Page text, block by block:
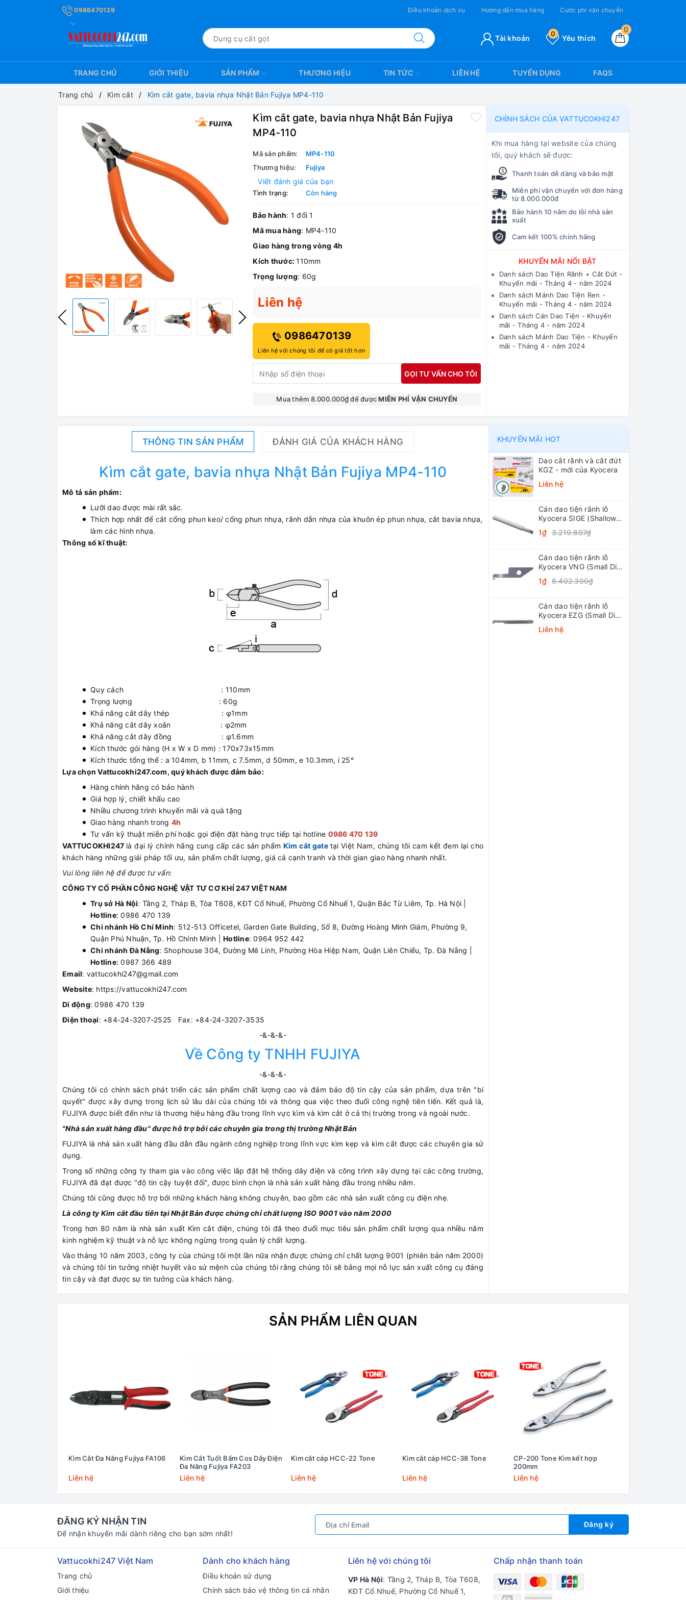
0986470139 Điều khoản dịch vụ Hướng dẫn mua hàng Cước phí vận chuyển
0
Yêu thích
0
Tài khoản
TRANG CHỦ GIỚI THIỆU SẢN PHẨM THƯƠNG HIỆU TIN TỨC LIÊN HỆ TUYỂN DỤNG FAQS
Trang chủ Kìm cắt Kìm cắt gate, bavia nhựa Nhật Bản Fujiya MP4-110
Kìm cắt gate, bavia nhựa Nhật Bản Fujiya
MP4-110
Mã sản phẩm:
MP4-110
Thương hiệu:
Fujiya
Viết đánh giá của bạn
Tình trạng: Còn hàng
Bảo hành: 1 đổi 1
Mã mua hàng: MP4-110
Giao hàng trong vòng 4h
Kích thước:110mm
Trọng lượng: 60g
Liên hệ
0986470139
Liên hệ với chúng tôi để có giá tốt hơn
GỌI TƯ VẤN CHO TÔI
Mua thêm 8.000.000₫ để đượcMIỄN PHÍ VẬN CHUYỂN
CHÍNH SÁCH CỦA VATTUCOKHI247
Khi mua hàng tại website của chúng
tôi, quý khách sẽ được:
Thanh toán dễ dàng và bảo mật
Miễn phí vận chuyển với đơn hàng
từ 8.000.000đ
Bảo hành 10 năm do lỗi nhà sản
xuất
Cam kết 100% chính hãng
KHUYẾN MÃI NỔI BẬT
Danh sách Dao Tiện Rãnh + Cắt Đứt -
Khuyến mãi - Tháng 4 - năm 2024
Danh sách Mảnh Dao Tiện Ren -
Khuyến mãi - Tháng 4 - năm 2024
Danh sách Cán Dao Tiện - Khuyến
mãi - Tháng 4 - năm 2024
Danh sách Mảnh Dao Tiện - Khuyến
mãi - Tháng 4 - năm 2024
THÔNG TIN SẢN PHẨM ĐÁNH GIÁ CỦA KHÁCH HÀNG
Kìm cắt gate, bavia nhựa Nhật Bản Fujiya MP4-110
Mô tả sản phẩm:
Lưỡi dao được mài rất sắc.
Thích hợp nhất để cắt cổng phun keo/ cổng phun nhựa, rãnh dẫn nhựa của khuôn ép phun nhựa, cắt bavia nhựa,
làm các hình nhựa.
Thông số kĩ thuật:
Quy cách : 110mm
Trọng lượng : 60g
Khả năng cắt dây thép : φ1mm
Khả năng cắt dây xoắn : φ2mm
Khả năng cắt dây đồng : φ1.6mm
Kích thước gói hàng (H x W x D mm) : 170x73x15mm
Kích thước tổng thể : a 104mm, b 11mm, c 7.5mm, d 50mm, e 10.3mm, i 25°
Lựa chọn Vattucokhi247.com, quý khách được đảm bảo:
Hàng chính hãng có bảo hành
Giá hợp lý, chiết khấu cao
Nhiều chương trình khuyến mãi và quà tặng
Giao hàng nhanh trong 4h
Tư vấn kỹ thuật miễn phí hoặc gọi điện đặt hàng trực tiếp tại hotline 0986 470 139
VATTUCOKHI247 là đại lý chính hãng cung cấp các sản phẩm Kìm cắt gate tại Việt Nam, chúng tôi cam kết đem lại cho
khách hàng những giải pháp tối ưu, sản phẩm chất lượng, giá cả cạnh tranh và thời gian giao hàng nhanh nhất.
Vui lòng liên hệ để được tư vấn:
CÔNG TY CỔ PHẦN CÔNG NGHỆ VẬT TƯ CƠ KHÍ 247 VIỆT NAM
Trụ sở Hà Nội: Tầng 2, Tháp B, Tòa T608, KĐT Cổ Nhuế, Phường Cổ Nhuế 1, Quận Bắc Từ Liêm, Tp. Hà Nội |
Hotline: 0986 470 139
Chi nhánh Hồ Chí Minh: 512-513 Officetel, Garden Gate Building, Số 8, Đường Hoàng Minh Giám, Phường 9,
Quận Phú Nhuận, Tp. Hồ Chính Minh | Hotline: 0964 952 442
Chi nhánh Đà Nẵng: Shophouse 304, Đường Mê Linh, Phường Hòa Hiệp Nam, Quận Liên Chiểu, Tp. Đà Nẵng |
Hotline: 0987 366 489
Email: vattucokhi247@gmail.com
Website: https://vattucokhi247.com
Di động: 0986 470 139
Điện thoại: +84-24-3207-2525 Fax: +84-24-3207-3535
-&-&-&-
Về Công ty TNHH FUJIYA
-&-&-&-
Chúng tôi có chính sách phát triển các sản phẩm chất lượng cao và đảm bảo độ tin cậy của sản phẩm, dựa trên "bí
quyết" được xây dựng trong lịch sử lâu dài của chúng tôi và thông qua việc theo đuổi công nghệ tiên tiến. Kết quả là,
FUJIYA được biết đến như là thương hiệu hàng đầu trong lĩnh vực kìm và kìm cắt ở cả thị trường trong và ngoài nước.
"Nhà sản xuất hàng đầu" được hỗ trợ bởi các chuyên gia trong thị trường Nhật Bản
FUJIYA là nhà sản xuất hàng đầu dẫn đầu ngành công nghiệp trong lĩnh vực kìm kẹp và kìm cắt được các chuyên gia sử
dụng.
Trong số những công ty tham gia vào công việc lắp đặt hệ thống dây điện và công trình xây dựng tại các công trường,
FUJIYA đã đạt được "độ tin cậy tuyệt đối", được bình chọn là nhà sản xuất hàng đầu trong nhiều năm.
Chúng tôi cũng được hỗ trợ bởi những khách hàng không chuyên, bao gồm các nhà sản xuất công cụ điện nhẹ.
Là công ty Kìm cắt đầu tiên tại Nhật Bản được chứng chỉ chất lượng ISO 9001 vào năm 2000
Trong hơn 80 năm là nhà sản xuất Kìm cắt điện, chúng tôi đã theo đuổi mục tiêu sản phẩm chất lượng qua nhiều năm
kinh nghiệm kỹ thuật và nỗ lực không ngừng trong quản lý chất lượng.
Vào tháng 10 năm 2003, công ty của chúng tôi một lần nữa nhận được chứng chỉ chất lượng 9001 (phiên bản năm 2000)
và chúng tôi tin tưởng nhiệt huyết vào sứ mệnh của chúng tôi rằng chúng tôi sẽ bằng mọi nỗ lực sản xuất công cụ đáng
tin cậy và đạt được sự tin tưởng của khách hàng.
KHUYẾN MÃI HOT
Dao cắt rãnh và cắt đứt
KGZ - mới của Kyocera
Liên hệ
Cán dao tiện rãnh lỗ
Kyocera SIGE (Shallow
1₫ 3.219.807₫
Cán dao tiện rãnh lỗ
Kyocera VNG (Small Dia.
System Tip-Bars)
1₫ 8.402.300₫
Cán dao tiện rãnh lỗ
Kyocera EZG (Small Dia.
Bars)
Liên hệ
SẢN PHẨM LIÊN QUAN
Kìm Cắt Đa Năng Fujiya FA106
Liên hệ
Kìm Cắt Tuốt Bấm Cos Dây Điện
Đa Năng Fujiya FA203
Liên hệ
Kìm cắt cáp HCC-22 Tone
Liên hệ
Kìm cắt cáp HCC-38 Tone
Liên hệ
CP-200 Tone Kìm kết hợp
200mm
Liên hệ
ĐĂNG KÝ NHẬN TIN
Để nhận khuyến mãi dành riêng cho bạn sớm nhất!
Đăng ký
Vattucokhi247 Việt Nam
Trang chủ
Giới thiệu
Dành cho khách hàng
Điều khoản sử dụng
Chính sách bảo vệ thông tin cá nhân
Liên hệ với chúng tôi
VP Hà Nội: Tầng 2, Tháp B, Tòa T608,
KĐT Cổ Nhuế, Phường Cổ Nhuế 1,
Chấp nhận thanh toán